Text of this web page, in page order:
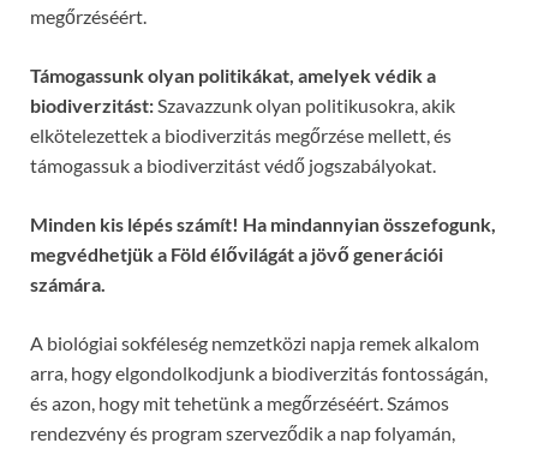
megőrzéséért.
Támogassunk olyan politikákat, amelyek védik a
biodiverzitást:Szavazzunk olyan politikusokra, akik
elkötelezettek a biodiverzitás megőrzése mellett, és
támogassuk a biodiverzitást védő jogszabályokat.
Minden kis lépés számít! Ha mindannyian összefogunk,
megvédhetjük a Föld élővilágát a jövő generációi
számára.
A biológiai sokféleség nemzetközi napja remek alkalom
arra, hogy elgondolkodjunk a biodiverzitás fontosságán,
és azon, hogy mit tehetünk a megőrzéséért. Számos
rendezvény és program szerveződik a nap folyamán,